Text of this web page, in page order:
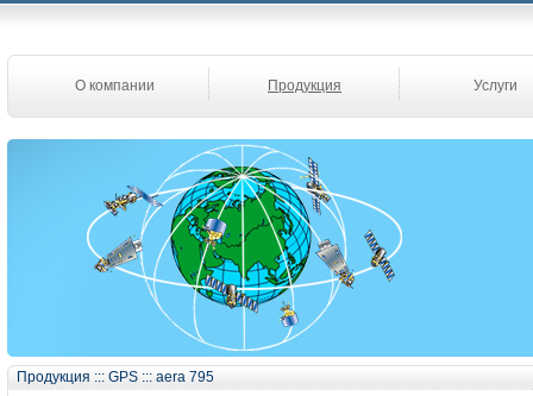
О компании Продукция Услуги
Продукция ::: GPS ::: aera 795